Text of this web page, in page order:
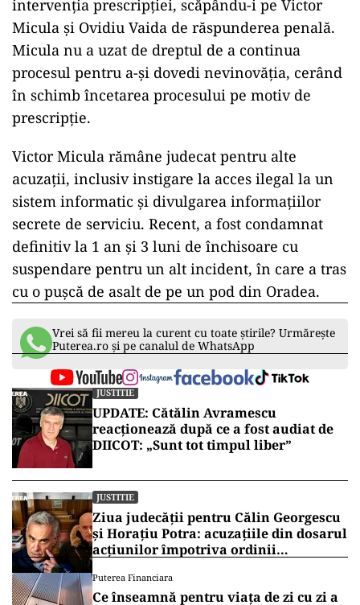
intervenția prescripției, scăpându-i pe Victor
Micula și Ovidiu Vaida de răspunderea penală.
Micula nu a uzat de dreptul de a continua
procesul pentru a-și dovedi nevinovăția, cerând
în schimb încetarea procesului pe motiv de
prescripție.
Victor Micula rămâne judecat pentru alte
acuzații, inclusiv instigare la acces ilegal la un
sistem informatic și divulgarea informațiilor
secrete de serviciu. Recent, a fost condamnat
definitiv la 1 an și 3 luni de închisoare cu
suspendare pentru un alt incident, în care a tras
cu o pușcă de asalt de pe un pod din Oradea.
Vrei să fii mereu la curent cu toate știrile? Urmărește
Puterea.ro și pe canalul de WhatsApp
JUSTITIE
UPDATE: Cătălin Avramescu
reacționează după ce a fost audiat de
DIICOT: „Sunt tot timpul liber”
JUSTITIE
Ziua judecății pentru Călin Georgescu
și Horațiu Potra: acuzațiile din dosarul
acțiunilor împotriva ordinii
de la Înalta Curte
Puterea Financiara
Ce înseamnă pentru viața de zi cu zi a